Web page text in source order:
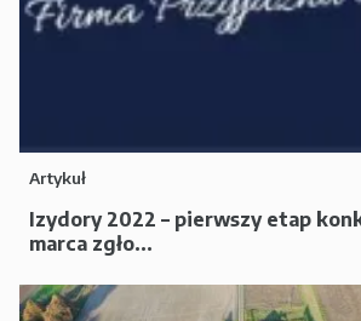
Artykuł
Izydory 2022 – pierwszy etap
marca zgło...